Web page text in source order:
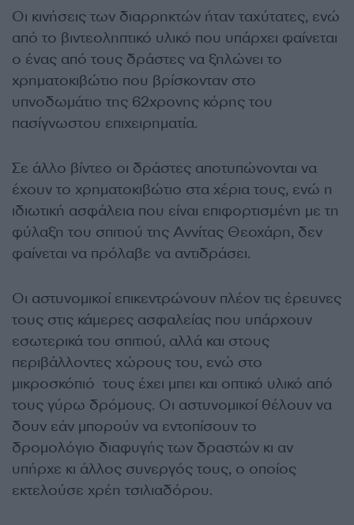
Οι κινήσεις των διαρρηκτών ήταν ταχύτατες, ενώ
από το βιντεοληπτικό υλικό που υπάρχει φαίνεται
ο ένας από τους δράστες να ξηλώνει το
χρηματοκιβώτιο που βρίσκονταν στο
υπνοδωμάτιο της 62χρονης κόρης του
πασίγνωστου επιχειρηματία.
Σε άλλο βίντεο οι δράστες αποτυπώνονται να
έχουν το χρηματοκιβώτιο στα χέρια τους, ενώ η
ιδιωτική ασφάλεια που είναι επιφορτισμένη με τη
φύλαξη του σπιτιού της Αννίτας Θεοχάρη, δεν
φαίνεται να πρόλαβε να αντιδράσει.
Οι αστυνομικοί επικεντρώνουν πλέον τις έρευνες
τους στις κάμερες ασφαλείας που υπάρχουν
εσωτερικά του σπιτιού, αλλά και στους
περιβάλλοντες χώρους του, ενώ στο
μικροσκόπιό τους έχει μπει και οπτικό υλικό από
τους γύρω δρόμους. Οι αστυνομικοί θέλουν να
δουν εάν μπορούν να εντοπίσουν το
δρομολόγιο διαφυγής των δραστών κι αν
υπήρχε κι άλλος συνεργός τους, ο οποίος
εκτελούσε χρέη τσιλιαδόρου.